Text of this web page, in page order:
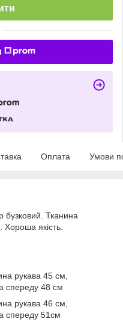
Оплата Умови
бузковий. Тканина
якість.
рукава 45 см,
спереду 48 см
рукава 46 см,
спереду 51см